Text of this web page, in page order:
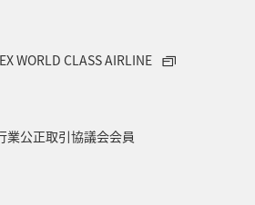
WORLD CLASS AIRLINE
業公正取引協議会会員